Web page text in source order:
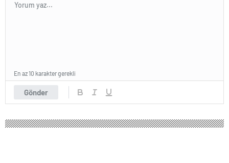
Gönder
En az 10 karakter gerekli